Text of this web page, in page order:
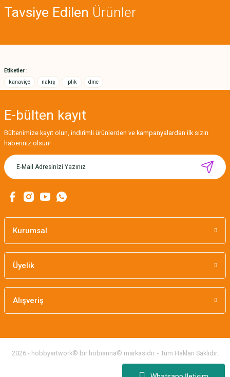
Ürün açıklamasında eksik bilgiler bulunuyor.
Tavsiye Edilen Ürünler
MIKNATISLI İĞNE TUTUCU-BAHAR
Etiketler :
kanaviçe
nakış iplik dmc
E-bülten kayıt
Bültenimize kayıt olun, indirimli ürünlerden ve kampanyalardan ilk sizin
haberiniz olsun!
Kurumsal
Üyelik
Alışveriş
2026 - hobbyartwork® bir hobianna® markasıdır. - Tüm Hakları Saklıdır.